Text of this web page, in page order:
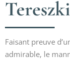
Faisant preuve
admirable, le